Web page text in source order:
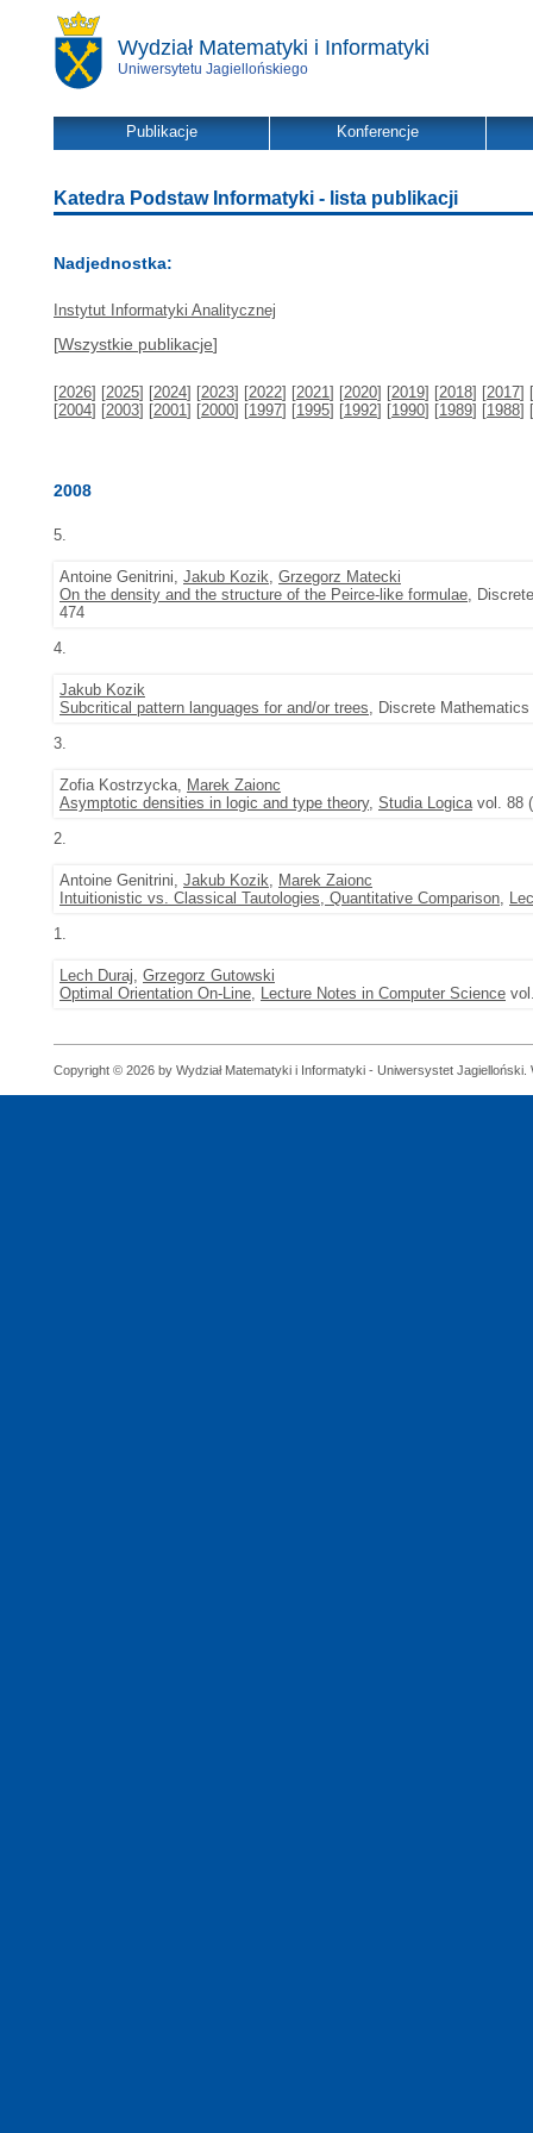
Wydział Matematyki i Informatyki
Uniwersytetu Jagiellońskiego
Publikacje Konferencje
Katedra Podstaw Informatyki - lista publikacji
Nadjednostka:
Instytut Informatyki Analitycznej
[Wszystkie publikacje]
[2026] [2025] [2024] [2023] [2022] [2021] [2020] [2019] [2018] [2017] [
[2004] [2003] [2001] [2000] [1997] [1995] [1992] [1990] [1989] [1988] [
2008
5.
Antoine Genitrini, Jakub Kozik, Grzegorz Matecki
On the density and the structure of the Peirce-like formulae,
474
4.
Jakub Kozik
Subcritical pattern languages for and/or trees, Discrete
3.
Zofia Kostrzycka, Marek Zaionc
Asymptotic densities in logic and type theory, Studia Logicavol. 88
2.
Antoine Genitrini, Jakub Kozik, Marek Zaionc
Intuitionistic vs. Classical Tautologies, Quantitative Comparison,
1.
Lech Duraj, Grzegorz Gutowski
Optimal Orientation On-Line, Lecture Notes in Computer Science
Copyright © 2026 by Wydział Matematyki i Informatyki - Uniwersystet